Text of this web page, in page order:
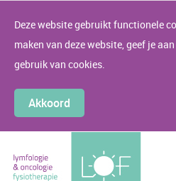
Deze website gebruikt functionele
maken van deze website, geef je
gebruik van cookies.
Akkoord